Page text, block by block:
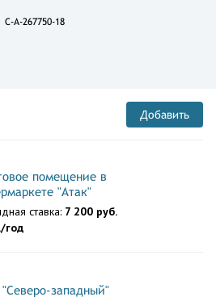
C-A-267750-18
Добавить
помещение в
"Атак"
ставка: 7 200 руб.
год
западный"